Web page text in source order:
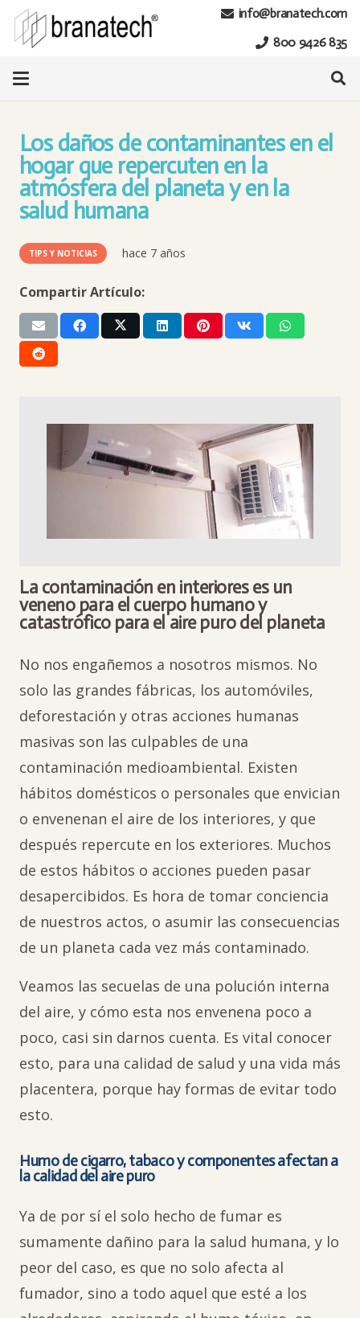
info@branatech.com
800 9426 835
Los daños de contaminantes en el
hogar que repercuten en la
atmósfera del planeta y en la
salud humana
TIPS Y NOTICIAS hace 7 años
Compartir Artículo:
La contaminación en interiores es un
veneno para el cuerpo humano y
catastrófico para el aire puro del planeta
No nos engañemos a nosotros mismos. No
solo las grandes fábricas, los automóviles,
deforestación y otras acciones humanas
masivas son las culpables de una
contaminación medioambiental. Existen
hábitos domésticos o personales que envician
o envenenan el aire de los interiores, y que
después repercute en los exteriores. Muchos
de estos hábitos o acciones pueden pasar
desapercibidos. Es hora de tomar conciencia
de nuestros actos, o asumir las consecuencias
de un planeta cada vez más contaminado.
Veamos las secuelas de una polución interna
del aire, y cómo esta nos envenena poco a
poco, casi sin darnos cuenta. Es vital conocer
esto, para una calidad de salud y una vida más
placentera, porque hay formas de evitar todo
esto.
Humo de cigarro, tabaco y componentes afectan a
la calidad del aire puro
Ya de por sí el solo hecho de fumar es
sumamente dañino para la salud humana, y lo
peor del caso, es que no solo afecta al
fumador, sino a todo aquel que esté a los